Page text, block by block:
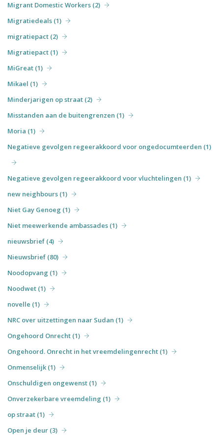
Migrant Domestic Workers (2)
Migratiedeals (1)
migratiepact (2)
Migratiepact (1)
MiGreat (1)
Mikael (1)
Minderjarigen op straat (2)
Misstanden aan de buitengrenzen (1)
Moria (1)
Negatieve gevolgen regeerakkoord voor ongedocumteerden (1)
Negatieve gevolgen regeerakkoord voor vluchtelingen (1)
new neighbours (1)
Niet Gay Genoeg (1)
Niet meewerkende ambassades (1)
nieuwsbrief (4)
Nieuwsbrief (80)
Noodopvang (1)
Noodwet (1)
novelle (1)
NRC over uitzettingen naar Sudan (1)
Ongehoord Onrecht (1)
Ongehoord. Onrecht in het vreemdelingenrecht (1)
Onmenselijk (1)
Onschuldigen ongewenst (1)
Onverzekerbare vreemdeling (1)
op straat (1)
Open je deur (3)